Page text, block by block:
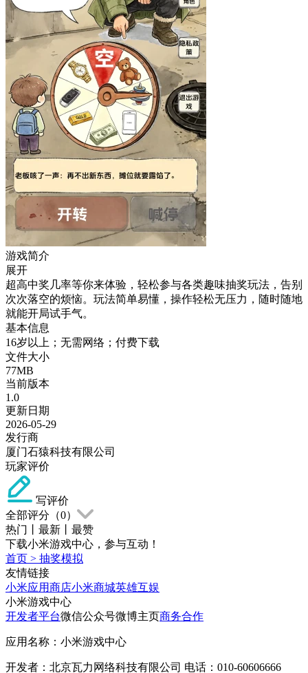
游戏简介
展开
超高中奖几率等你来体验，轻松参与各类趣味抽奖玩法，告别
次次落空的烦恼。玩法简单易懂，操作轻松无压力，随时随地
就能开局试手气。
基本信息
16岁以上；无需网络；付费下载
文件大小
77MB
当前版本
1.0
更新日期
2026-05-29
发行商
厦门石猿科技有限公司
玩家评价
写评价
全部评分（0）
热门
最新
最赞
下载小米游戏中心，参与互动！
首页 > 抽奖模拟
友情链接
小米应用商店小米商城英雄互娱
小米游戏中心
开发者平台微信公众号微博主页商务合作
应用名称：小米游戏中心
开发者：北京瓦力网络科技有限公司 电话：010-60606666